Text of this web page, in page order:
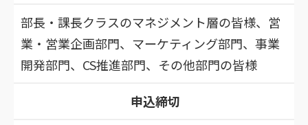
部長・課長クラスのマネジメント層の皆様、営
業・営業企画部門、マーケティング部門、事業
開発部門、CS推進部門、その他部門の皆様
申込締切